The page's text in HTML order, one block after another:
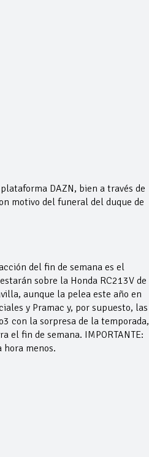
DAZN, bien a través de
motivo del funeral del duque de
del fin de semana es el
sobre la Honda RC213V de
aunque la pelea este año en
y Pramac y, por supuesto, las
con la sorpresa de la temporada,
el fin de semana. IMPORTANTE:
hora menos.